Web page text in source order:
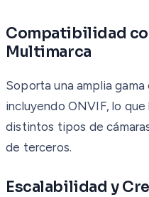
Compatibilidad
Multimarca
Soporta una amplia
incluyendo ONVIF, lo
distintos tipos de
de terceros.
Escalabilidad y